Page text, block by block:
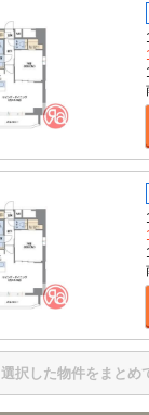
選択した物件をまとめ